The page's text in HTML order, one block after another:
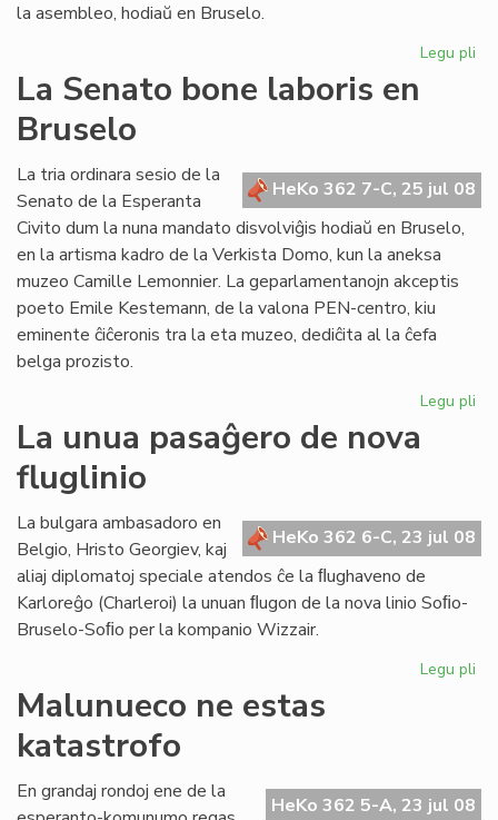
la asembleo, hodiaŭ en Bruselo.
Legu pli
La Senato bone laboris en
Bruselo
HeKo 362 7-C, 25 jul 08
La tria ordinara sesio de la
Senato de la Esperanta
Civito dum la nuna mandato disvolviĝis hodiaŭ en Bruselo,
en la artisma kadro de la Verkista Domo, kun la aneksa
muzeo Camille Lemonnier. La geparlamentanojn akceptis
poeto Emile Kestemann, de la valona PEN-centro, kiu
eminente ĉiĉeronis tra la eta muzeo, dediĉita al la ĉefa
belga prozisto.
Legu pli
en
La unua pasaĝero de nova
fluglinio
HeKo 362 6-C, 23 jul 08
La bulgara ambasadoro en
Belgio, Hristo Georgiev, kaj
aliaj diplomatoj speciale atendos ĉe la ﬂughaveno de
Karloreĝo (Charleroi) la unuan ﬂugon de la nova linio Soﬁo-
Bruselo-Soﬁo per la kompanio Wizzair.
Legu pli
Malunueco ne estas
katastrofo
HeKo 362 5-A, 23 jul 08
En grandaj rondoj ene de la